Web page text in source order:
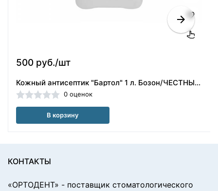
500 руб./шт
Кожный антисептик "Бартол" 1 л. Бозон/ЧЕСТНЫЙ ЗНАК
0 оценок
В корзину
КОНТАКТЫ
«ОРТОДЕНТ» - поставщик стоматологического